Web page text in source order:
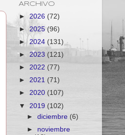
ARCHIVO
► 2026 (72)
► 2025 (96)
► 2024 (131)
► 2023 (121)
► 2022 (77)
► 2021 (71)
► 2020 (107)
▼ 2019 (102)
►diciembre (6)
► noviembre